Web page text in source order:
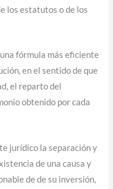
los estatutos o de los
fórmula más eficiente
en el sentido de que
el reparto del
obtenido por cada
jurídico la separación y
de una causa y
de de su inversión,